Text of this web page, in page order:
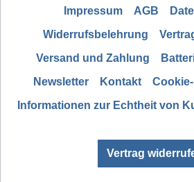
Impressum AGB
Widerrufsbelehrung
Versand und Zahlung
Newsletter
Kontakt
Informationen zur Echtheit von
Vertrag